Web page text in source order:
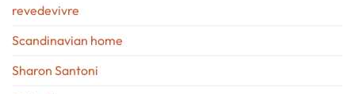
revedevivre
Scandinavian home
Sharon Santoni